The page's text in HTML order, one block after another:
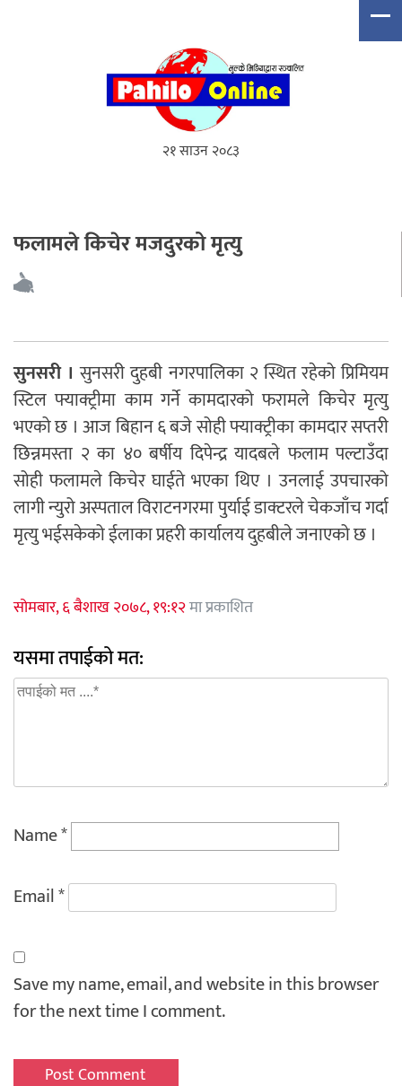
२१ साउन २०८३
फलामले किचेर मजदुरको मृत्यु
सुनसरी । सुनसरी दुहबी नगरपालिका २ स्थित रहेको प्रिमियम
स्टिल फ्याक्ट्रीमा काम गर्ने कामदारको फरामले किचेर मृत्यु
भएको छ । आज बिहान ६ बजे सोही फ्याक्ट्रीका कामदार सप्तरी
छिन्नमस्ता २ का ४० बर्षीय दिपेन्द्र यादबले फलाम पल्टाउँदा
सोही फलामले किचेर घाईते भएका थिए । उनलाई उपचारको
लागी न्युरो अस्पताल विराटनगरमा पुर्याई डाक्टरले चेकजाँच गर्दा
मृत्यु भईसकेको ईलाका प्रहरी कार्यालय दुहबीले जनाएको छ ।
सोमबार, ६ बैशाख २०७८, १९:१२मा प्रकाशित
यसमा तपाईको मत:
Name*
Email*
Save my name, email, and website in this browser
for the next time I comment.